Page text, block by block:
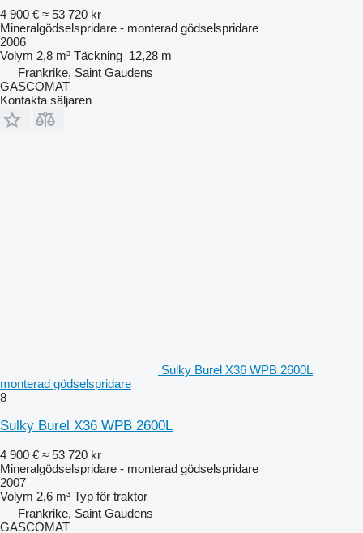
4 900 € ≈ 53 720 kr
Mineralgödselspridare - monterad gödselspridare
2006
Volym 2,8 m³ Täckning 12,28 m
Frankrike, Saint Gaudens
GASCOMAT
Kontakta säljaren
Sulky Burel X36 WPB 2600L
monterad gödselspridare
8
Sulky Burel X36 WPB 2600L
4 900 € ≈ 53 720 kr
Mineralgödselspridare - monterad gödselspridare
2007
Volym 2,6 m³ Typ för traktor
Frankrike, Saint Gaudens
GASCOMAT